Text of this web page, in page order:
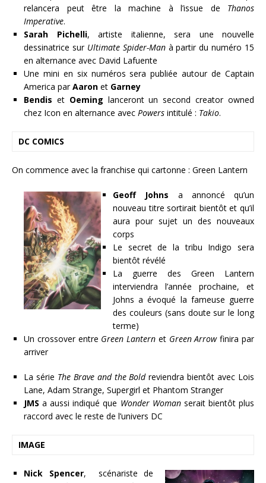
relancera peut être la machine à l’issue de Thanos
Imperative.
Sarah Pichelli, artiste italienne, sera une nouvelle
dessinatrice sur Ultimate Spider-Manà partir du numéro 15
en alternance avec David Lafuente
Une mini en six numéros sera publiée autour de Captain
America parAaron et Garney
Bendis et Oeming lanceront un second creator owned
chez Icon en alternance avec Powers intitulé : Takio.
DC COMICS
On commence avec la franchise qui cartonne : Green Lantern
Geoff Johns a annoncé qu’un
nouveau titre sortirait bientôt et qu’il
aura pour sujet un des nouveaux
corps
Le secret de la tribu Indigo sera
bientôt révélé
La guerre des Green Lantern
interviendra l’année prochaine, et
Johns a évoqué la fameuse guerre
des couleurs (sans doute sur le long
terme)
Un crossover entre Green Lantern et Green Arrowfinira par
arriver
La série The Brave and the Boldreviendra bientôt avec Lois
Lane, Adam Strange, Supergirl et Phantom Stranger
JMSa aussi indiqué que Wonder Womanserait bientôt plus
raccord avec le reste de l’univers DC
IMAGE
Nick Spencer, scénariste de